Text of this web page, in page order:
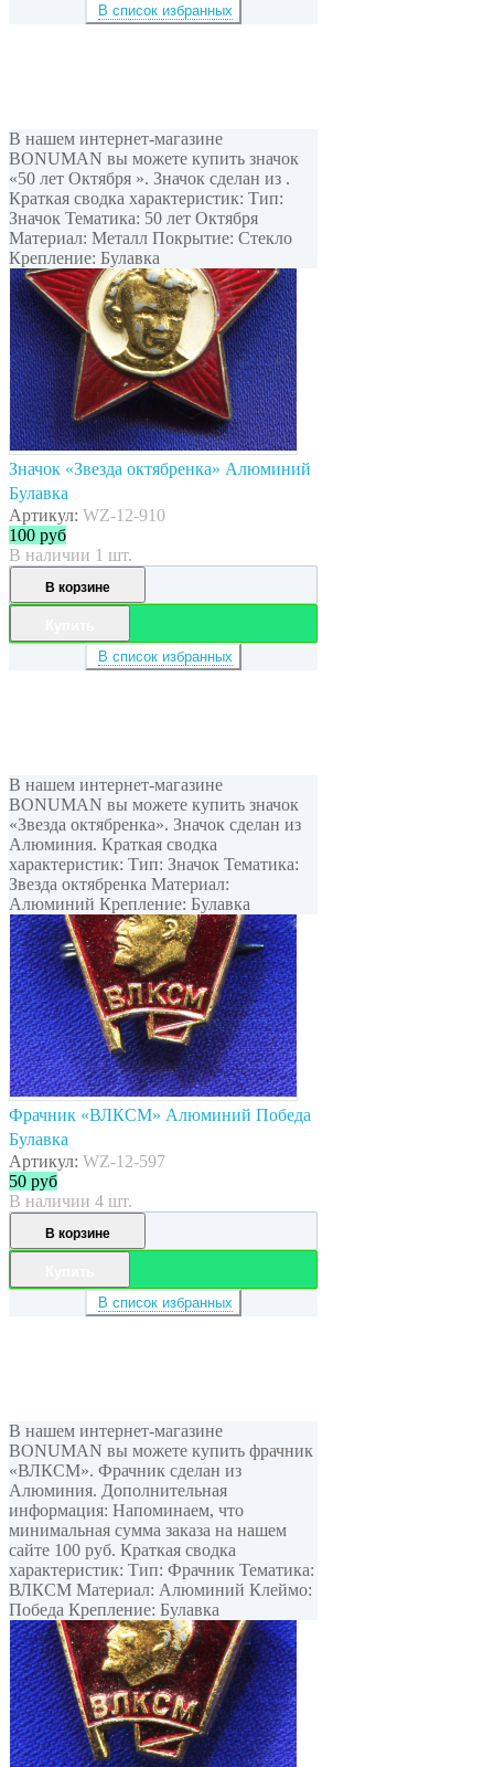
В список избранных
В нашем интернет-магазине
BONUMAN вы можете купить значок
«50 лет Октября ». Значок сделан из .
Краткая сводка характеристик: Тип:
Значок Тематика: 50 лет Октября
Материал: Металл Покрытие: Стекло
Крепление: Булавка
Значок «Звезда октябренка» Алюминий
Булавка
Артикул: WZ-12-910
100 руб
В наличии 1 шт.
В корзине
В список избранных
В нашем интернет-магазине
BONUMAN вы можете купить значок
«Звезда октябренка». Значок сделан из
Алюминия. Краткая сводка
характеристик: Тип: Значок Тематика:
Звезда октябренка Материал:
Алюминий Крепление: Булавка
Фрачник «ВЛКСМ» Алюминий Победа
Булавка
Артикул: WZ-12-597
50 руб
В наличии 4 шт.
В корзине
В список избранных
В нашем интернет-магазине
BONUMAN вы можете купить фрачник
«ВЛКСМ». Фрачник сделан из
Алюминия. Дополнительная
информация: Напоминаем, что
минимальная сумма заказа на нашем
сайте 100 руб. Краткая сводка
характеристик: Тип: Фрачник Тематика:
ВЛКСМ Материал: Алюминий Клеймо:
Победа Крепление: Булавка